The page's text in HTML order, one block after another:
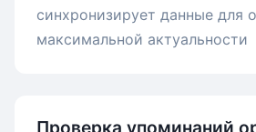
синхронизирует данные для
максимальной актуальности
Проверка упоминаний